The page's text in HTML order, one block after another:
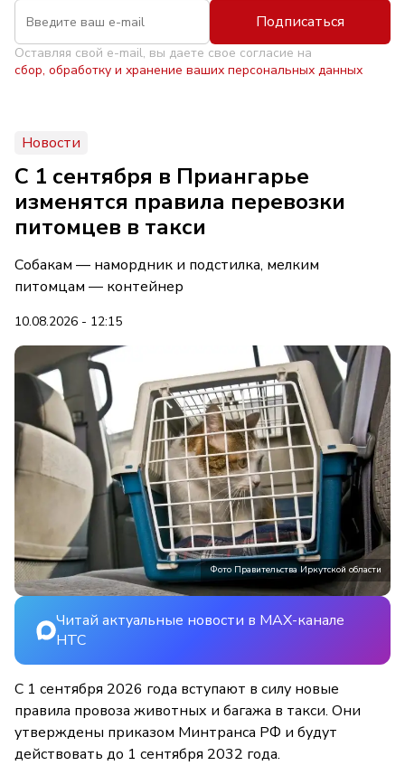
Подписаться
Оставляя свой e-mail, вы даете свое согласие на
сбор, обработку и хранение ваших персональных данных
Новости
С 1 сентября в Приангарье
изменятся правила перевозки
питомцев в такси
Собакам — намордник и подстилка, мелким
питомцам — контейнер
10.08.2026 - 12:15
Фото Правительства Иркутской области
Читай актуальные новости в MAX-канале
НТС
С 1 сентября 2026 года вступают в силу новые
правила провоза животных и багажа в такси. Они
утверждены приказом Минтранса РФ и будут
действовать до 1 сентября 2032 года.